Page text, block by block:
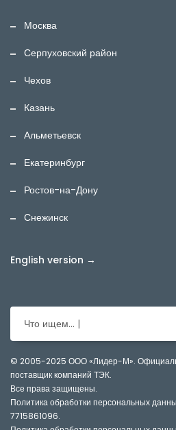
Москва
Серпуховский район
Чехов
Казань
Альметьевск
Екатеринбург
Ростов-на-Дону
Снежинск
English version →
Что ищем...
© 2005-2025 ООО «Лидер-М».
поставщик компаний ТЭК.
Все права защищены.
Политика обработки персональных
7715861096.